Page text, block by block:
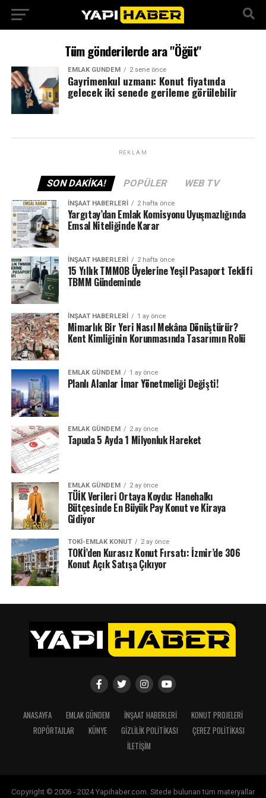
Tüm gönderilerde ara "Öğüt"
EMLAK GÜNDEM 2 sene önce
Gayrimenkul uzmanı: Konut fiyatında
gelecek iki senede gerileme görülebilir
REKLAM
SON DAKIKA! POPÜLER WEB TV
İNŞAAT HABERLERI 2 hafta önce
Yargıtay’dan Emlak Komisyonu Uyuşmazlığında
Emsal Niteliğinde Karar
İNŞAAT HABERLERI 2 hafta önce
15 Yıllık TMMOB Üyelerine Yeşil Pasaport Teklifi
TBMM Gündeminde
İNŞAAT HABERLERI 1 ay önce
Mimarlık Bir Yeri Nasıl Mekâna Dönüştürür?
Kent Kimliğinin Korunmasında Tasarımın Rolü
EMLAK GÜNDEM 1 ay önce
Planlı Alanlar İmar Yönetmeliği Değişti!
EMLAK GÜNDEM 2 ay önce
Tapuda 5 Ayda 1 Milyonluk Hareket
EMLAK GÜNDEM 2 ay önce
TÜİK Verileri Ortaya Koydu: Hanehalkı
Bütçesinde En Büyük Pay Konut ve Kiraya
Gidiyor
TOKI-EMLAK KONUT 2 ay önce
TOKİ’den Kurasız Konut Fırsatı: İzmir’de 306
Konut Açık Satışa Çıkıyor
ANASAYFA EMLAK GÜNDEM İNŞAAT HABERLERI
KONUT PROJELERI
ROPÖRTAJLAR
KÜNYE GIZLILIK POLITIKASI
ÇEREZ POLITIKASI
İLETIŞIM
Copyright © 2006 - 2024 Yapihaber.com. Sitede bulunan tüm materyallar